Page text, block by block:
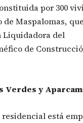
por 300
de Maspalomas,
Liquidadora del
de
Verdes y
residencial está